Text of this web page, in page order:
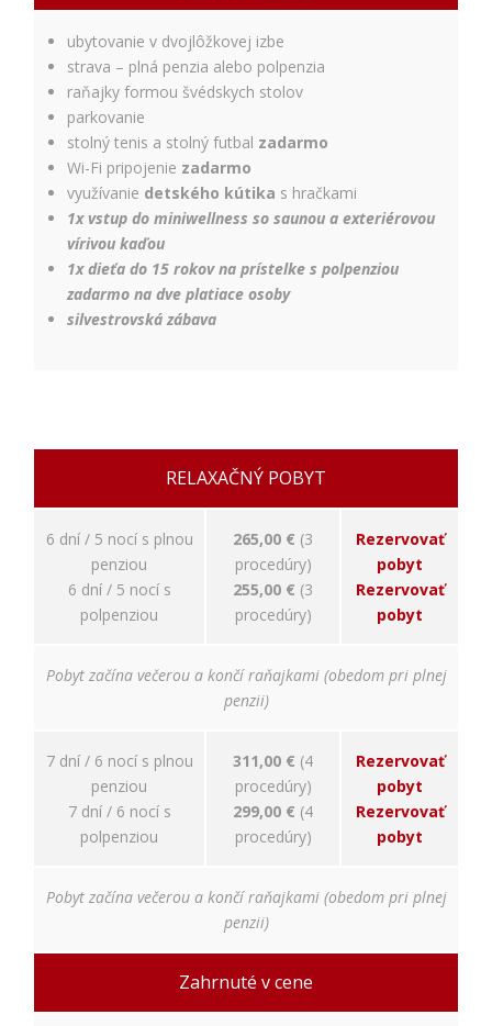
ubytovanie v dvojlôžkovej izbe
strava – plná penzia alebo polpenzia
raňajky formou švédskych stolov
parkovanie
stolný tenis a stolný futbal zadarmo
Wi-Fi pripojenie zadarmo
využívanie detského kútika s hračkami
1x vstup do miniwellness so saunou a exteriérovou
vírivou kaďou
1x dieťa do 15 rokov na prístelke s polpenziou
zadarmo na dve platiace osoby
silvestrovská zábava
RELAXAČNÝ POBYT
6 dní / 5 nocí s plnou
penziou
6 dní / 5 nocí s
polpenziou
265,00 € (3
procedúry)
255,00 € (3
procedúry)
Rezervovať
pobyt
Rezervovať
pobyt
Pobyt začína večerou a končí raňajkami (obedom pri plnej
penzii)
7 dní / 6 nocí s plnou
penziou
7 dní / 6 nocí s
polpenziou
311,00 € (4
procedúry)
299,00 € (4
procedúry)
Rezervovať
pobyt
Rezervovať
pobyt
Pobyt začína večerou a končí raňajkami (obedom pri plnej
penzii)
Zahrnuté v cene
Štatistiky
Pomáhajú
nám
porozumieť,
ako
návštevníci
používajú
našu stránku,
aby sme ju
mohli
zlepšovať.
cookies
zhromažďujú
obsahu;
súhlas
návštevníka
Používateľská
spokojnosť
stránka počas
vašej návštevy
tieto súbory
odmietnete,
niektoré
funkcie z
zmiznú.
marketingové